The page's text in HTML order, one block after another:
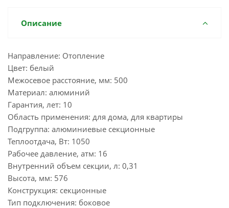
Описание
Направление: Отопление
Цвет: белый
Межосевое расстояние, мм: 500
Материал: алюминий
Гарантия, лет: 10
Область применения: для дома, для квартиры
Подгруппа: алюминиевые секционные
Теплоотдача, Вт: 1050
Рабочее давление, атм: 16
Внутренний объем секции, л: 0,31
Высота, мм: 576
Конструкция: секционные
Тип подключения: боковое